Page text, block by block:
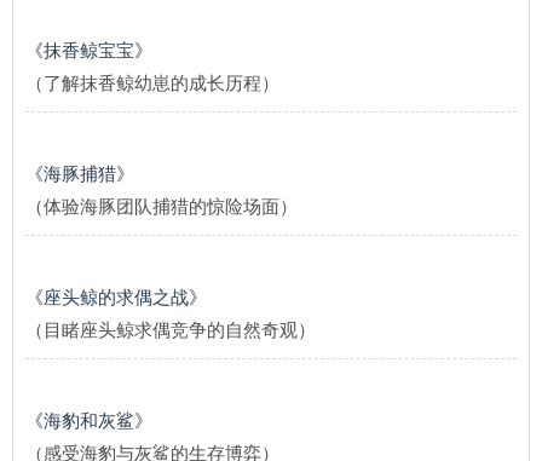
《抹香鲸宝宝》
（了解抹香鲸幼崽的成长历程）
《海豚捕猎》
（体验海豚团队捕猎的惊险场面）
《座头鲸的求偶之战》
（目睹座头鲸求偶竞争的自然奇观）
《海豹和灰鲨》
（感受海豹与灰鲨的生存博弈）